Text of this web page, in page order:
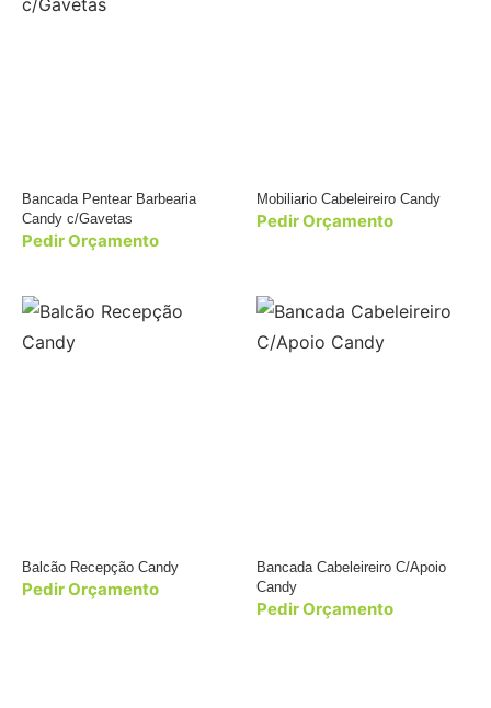
Bancada Pentear Barbearia
Candy c/Gavetas
Pedir Orçamento
Mobiliario Cabeleireiro Candy
Pedir Orçamento
Balcão Recepção Candy
Pedir Orçamento
Bancada Cabeleireiro C/Apoio
Candy
Pedir Orçamento